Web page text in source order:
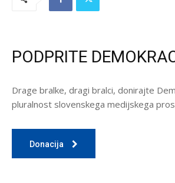
PODPRITE
Drage bralke, dragi bralci, donirajte
pluralnost slovenskega medijskega
Donacija